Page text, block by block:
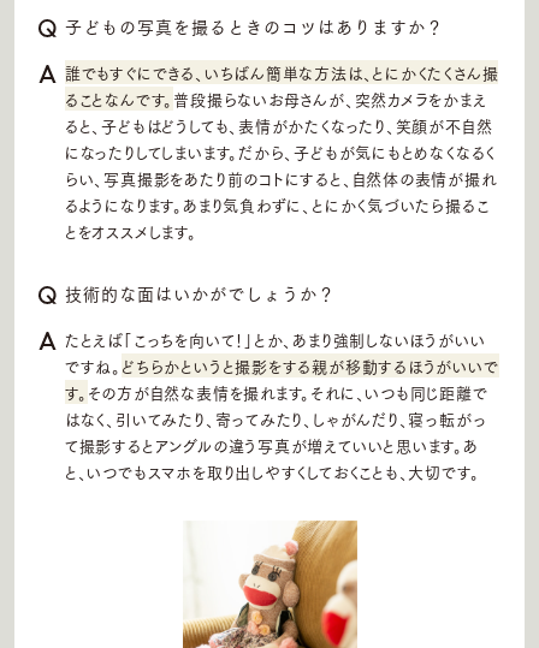
子どもの写真を撮るときのコツはありますか？
誰でもすぐにできる、いちばん簡単な方法は、とにかくたくさん撮
ることなんです。 普段撮らないお母さんが、突然カメラをかまえ
ると、子どもはどうしても、表情がかたくなったり、笑顔が不自然
になったりしてしまいます。だから、子どもが気にもとめなくなるく
らい、写真撮影をあたり前のコトにすると、自然体の表情が撮れ
るようになります。あまり気負わずに、とにかく気づいたら撮るこ
とをオススメします。
技術的な面はいかがでしょうか？
たとえば「こっちを向いて！」とか、あまり強制しないほうがいい
ですね。 どちらかというと撮影をする親が移動するほうがいいで
す。 その方が自然な表情を撮れます。それに、いつも同じ距離で
はなく、引いてみたり、寄ってみたり、しゃがんだり、寝っ転がっ
て撮影するとアングルの違う写真が増えていいと思います。あ
と、いつでもスマホを取り出しやすくしておくことも、大切です。